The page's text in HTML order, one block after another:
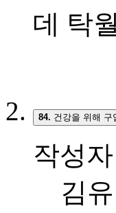
데 탁
84. 건강을 위해 구
작성자
김